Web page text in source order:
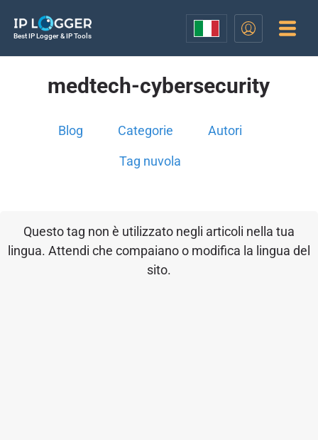
Best IP Logger & IP Tools
medtech-cybersecurity
Blog Categorie Autori
Tag nuvola